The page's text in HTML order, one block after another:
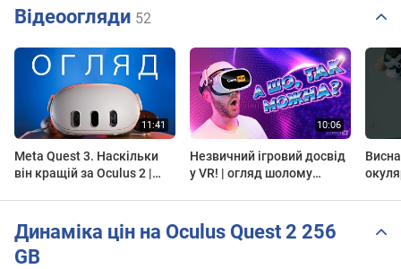
Відеоогляди 52
Meta Quest 3. Наскільки
він кращій за Oculus 2 |
Незвичний ігровий досвід
у VR! | огляд шолому
Динаміка цін на Oculus Quest 2 256
GB